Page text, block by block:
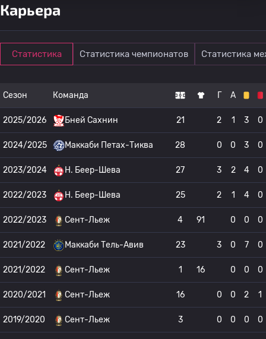
Карьера
Статистика Статистика чемпионатов Статистика
Сезон Команда Г А
2025/2026 Бней Сахнин 21 2 1 3 0
2024/2025 Маккаби Петах-Тиква 28 0 0 3 0
2023/2024 H. Беер-Шева 27 3 2 4 0
2022/2023 H. Беер-Шева 25 2 1 4 0
2022/2023 Сент-Льеж 4 91 0 0 0
2021/2022 Маккаби Тель-Авив 23 3 0 7 0
2021/2022 Сент-Льеж 1 16 0 0 0
2020/2021 Сент-Льеж 16 0 0 2 1
2019/2020 Сент-Льеж 3 0 0 0 0